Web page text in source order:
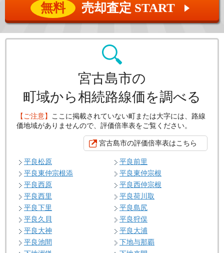
無料 売却査定 START ▲
宮古島市の
町域から相続路線価を調べる
【ご注意】 ここに掲載されていない町または大字には、路線
価地域がありませんので、評価倍率表をご覧ください。
宮古島市の評価倍率表はこちら
平良松原
平良前里
平良東仲宗根添
平良東仲宗根
平良西原
平良西仲宗根
平良西里
平良荷川取
平良下里
平良島尻
平良久貝
平良狩俣
平良大神
平良大浦
平良池間
下地与那覇